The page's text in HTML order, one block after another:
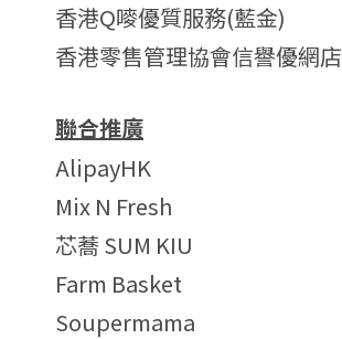
香港Q嘜優質服務(藍金)
香港零售管理協會信譽優網店
聯合推廣
AlipayHK
Mix N Fresh
芯蕎 SUM KIU
Farm Basket
Soupermama